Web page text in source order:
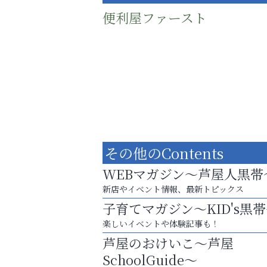
便利屋ファースト
庭のお手入れから遺品整理まで
ちょっとしたお困りごともOK!
トレファク出張買取
その他のContents
WEBマガジン～芦屋人黒帯
新店やイベント情報、最新トピックス
子育てマガジン～KID's黒
楽しいイベントや体験記事も！
芦屋のおけいこ～芦屋
SchoolGuide～